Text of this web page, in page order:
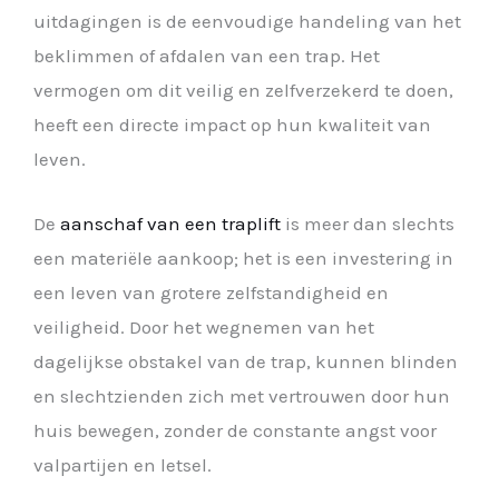
uitdagingen is de eenvoudige handeling van het
beklimmen of afdalen van een trap. Het
vermogen om dit veilig en zelfverzekerd te doen,
heeft een directe impact op hun kwaliteit van
leven.
De aanschaf van een traplift is meer dan slechts
een materiële aankoop; het is een investering in
een leven van grotere zelfstandigheid en
veiligheid. Door het wegnemen van het
dagelijkse obstakel van de trap, kunnen blinden
en slechtzienden zich met vertrouwen door hun
huis bewegen, zonder de constante angst voor
valpartijen en letsel.